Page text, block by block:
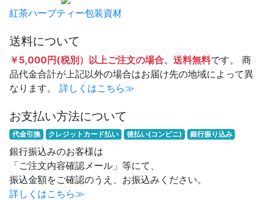
紅茶ハーブティー包装資材
送料について
￥5,000円(税別）以上ご注文の場合、送料無料です。 商
品代金合計が上記以外の場合はお届け先の地域によって異
なります。
詳しくはこちら≫
お支払い方法について
代金引換 クレジットカード払い 後払い(コンビニ) 銀行振り込み
銀行振込みのお客様は
「ご注文内容確認メール」等にて、
振込金額をご確認のうえ、お振込みください。
詳しくはこちら≫